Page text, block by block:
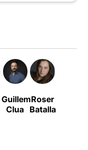
Guillem
Clua
Roser
Batalla